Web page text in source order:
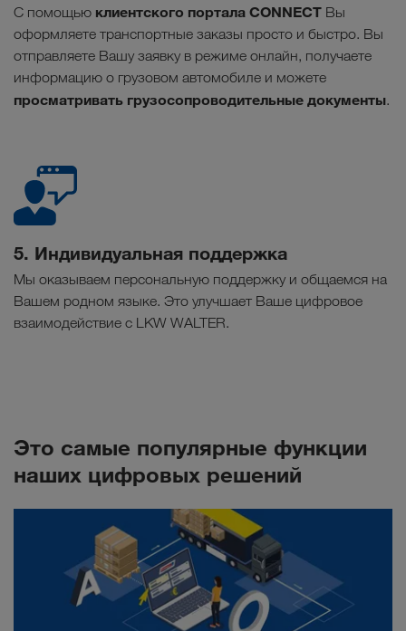
С помощью клиентского портала CONNECT Вы
оформляете транспортные заказы просто и быстро. Вы
отправляете Вашу заявку в режиме онлайн, получаете
информацию о грузовом автомобиле и можете
просматривать грузосопроводительные документы.
5. Индивидуальная поддержка
Мы оказываем персональную поддержку и общаемся на
Вашем родном языке. Это улучшает Ваше цифровое
взаимодействие с LKW WALTER.
Это самые популярные функции
наших цифровых решений